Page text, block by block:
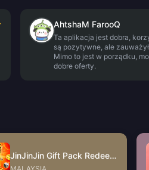
AhtshaM FarooQ
Ta aplikacja jest dobra,
są pozytywne, ale
Mimo to jest w porządku,
dobre oferty.
JinJinJin Gift Pack Redeem Code